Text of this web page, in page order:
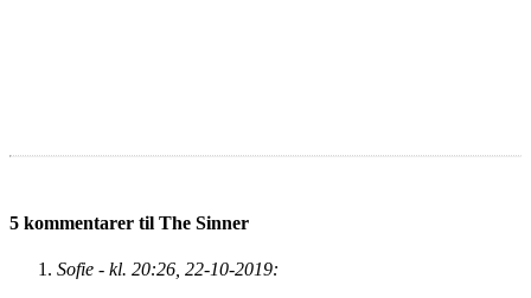
5 kommentarer til The Sinner
Sofie - kl. 20:26, 22-10-2019: